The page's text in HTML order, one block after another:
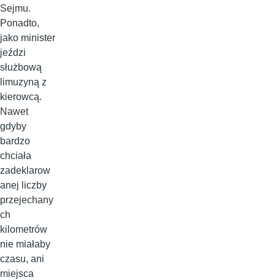
Sejmu.
Ponadto,
jako minister
jeździ
służbową
limuzyną z
kierowcą.
Nawet
gdyby
bardzo
chciała
zadeklarow
anej liczby
przejechany
ch
kilometrów
nie miałaby
czasu, ani
miejsca